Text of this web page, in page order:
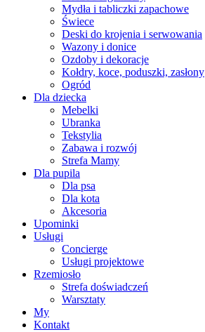
Mydła i tabliczki zapachowe
Świece
Deski do krojenia i serwowania
Wazony i donice
Ozdoby i dekoracje
Kołdry, koce, poduszki, zasłony
Ogród
Dla dziecka
Mebelki
Ubranka
Tekstylia
Zabawa i rozwój
Strefa Mamy
Dla pupila
Dla psa
Dla kota
Akcesoria
Upominki
Usługi
Concierge
Usługi projektowe
Rzemiosło
Strefa doświadczeń
Warsztaty
My
Kontakt